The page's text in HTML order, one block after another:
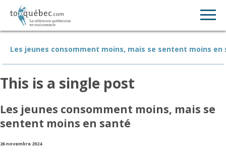
Les jeunes consomment moins, mais se sentent moins en
This is a single post
Les jeunes consomment moins, mais se
sentent moins en santé
26 novembre 2024